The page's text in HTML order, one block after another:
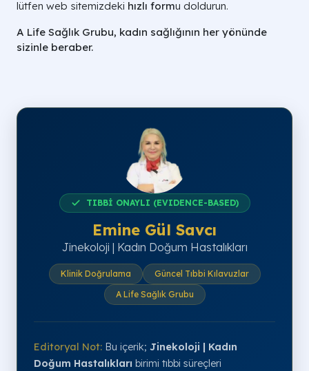
lütfen web sitemizdeki hızlı formu doldurun.
A Life Sağlık Grubu, kadın sağlığının her yönünde
sizinle beraber.
TIBBİ ONAYLI (EVIDENCE-BASED)
Emine Gül Savcı
Jinekoloji | Kadın Doğum Hastalıkları
Klinik Doğrulama
Güncel Tıbbi Kılavuzlar
A Life Sağlık Grubu
Editoryal Not: Bu içerik; Jinekoloji | Kadın
Doğum Hastalıkları birimi tıbbi süreçleri